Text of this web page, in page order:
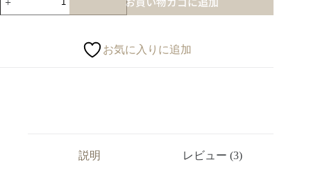
お気に入りに追加
説明 レビュー (3)